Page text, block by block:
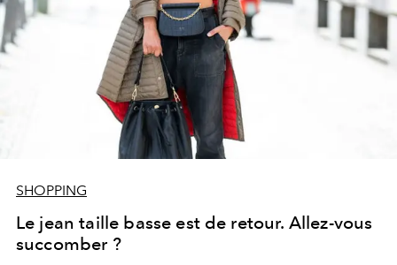
SHOPPING
Le jean taille basse est de retour. Allez-vous
succomber ?